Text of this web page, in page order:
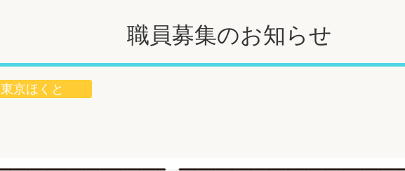
職員募集のお知らせ
東京ほくと